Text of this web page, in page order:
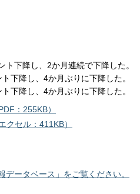
下降し、2か月連続で下降した。
下降し、4か月ぶりに下降した。
下降し、4か月ぶりに下降した。
：255KB）
クセル：411KB）
ータベース」をご覧ください。